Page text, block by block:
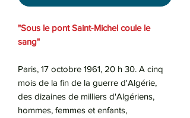
"Sous le pont Saint-Michel coule le
sang"
Paris, 17 octobre 1961, 20 h 30. A cinq
mois de la fin de la guerre d'Algérie,
des dizaines de milliers d'Algériens,
hommes, femmes et enfants,